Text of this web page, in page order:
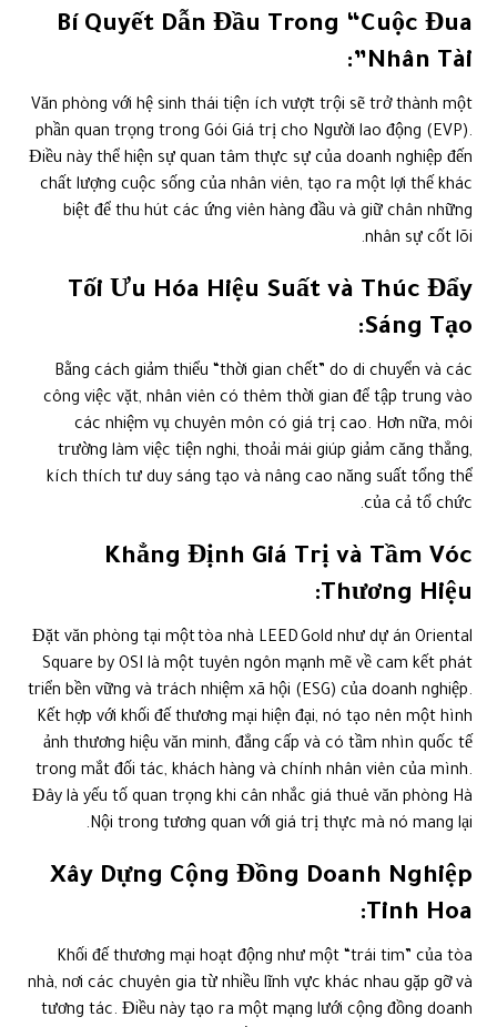
Bí Quyết Dẫn Đầu Trong “Cuộc Đua
Nhân Tài”:
Văn phòng với hệ sinh thái tiện ích vượt trội sẽ trở thành một
phần quan trọng trong Gói Giá trị cho Người lao động (EVP).
Điều này thể hiện sự quan tâm thực sự của doanh nghiệp đến
chất lượng cuộc sống của nhân viên, tạo ra một lợi thế khác
biệt để thu hút các ứng viên hàng đầu và giữ chân những
nhân sự cốt lõi.
Tối Ưu Hóa Hiệu Suất và Thúc Đẩy
Sáng Tạo:
Bằng cách giảm thiểu “thời gian chết” do di chuyển và các
công việc vặt, nhân viên có thêm thời gian để tập trung vào
các nhiệm vụ chuyên môn có giá trị cao. Hơn nữa, môi
trường làm việc tiện nghi, thoải mái giúp giảm căng thẳng,
kích thích tư duy sáng tạo và nâng cao năng suất tổng thể
của cả tổ chức.
Khẳng Định Giá Trị và Tầm Vóc
Thương Hiệu:
Đặt văn phòng tại một tòa nhà LEED Gold như dự án Oriental
Square by OSI là một tuyên ngôn mạnh mẽ về cam kết phát
triển bền vững và trách nhiệm xã hội (ESG) của doanh nghiệp.
Kết hợp với khối đế thương mại hiện đại, nó tạo nên một hình
ảnh thương hiệu văn minh, đẳng cấp và có tầm nhìn quốc tế
trong mắt đối tác, khách hàng và chính nhân viên của mình.
Đây là yếu tố quan trọng khi cân nhắc giá thuê văn phòng Hà
Nội trong tương quan với giá trị thực mà nó mang lại.
Xây Dựng Cộng Đồng Doanh Nghiệp
Tinh Hoa:
Khối đế thương mại hoạt động như một “trái tim” của tòa
nhà, nơi các chuyên gia từ nhiều lĩnh vực khác nhau gặp gỡ và
tương tác. Điều này tạo ra một mạng lưới cộng đồng doanh